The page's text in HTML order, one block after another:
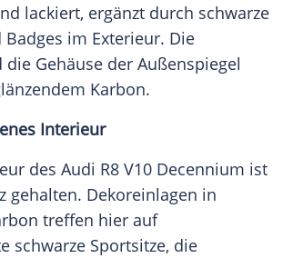
lackiert, ergänzt durch schwarze
Badges im Exterieur. Die
die Gehäuse der Außenspiegel
Karbon.
Interieur
des Audi R8 V10 Decennium ist
gehalten. Dekoreinlagen in
treffen hier auf
schwarze Sportsitze, die